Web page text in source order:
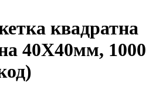
квадратна
40Х40мм, 1000